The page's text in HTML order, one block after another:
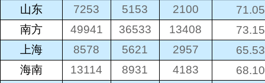
山东
7253 5153 2100
71.05
南方
49941 36533 13408
73.15
上海
8578 5621 2957
65.53
海南
13114 8931 4183
68.10